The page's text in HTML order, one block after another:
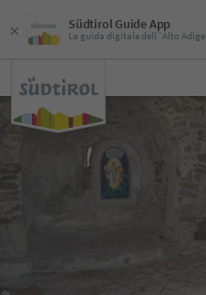
Südtirol Guide App
La guida digitale dell´Alto Adige